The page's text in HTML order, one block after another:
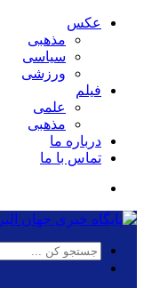
عکس
مذهبی
سیاسی
ورزشی
فیلم
علمی
مذهبی
درباره ما
تماس با ما